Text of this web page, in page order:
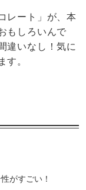
レート」が、本
もしろいんで
違いなし！気に
。
がすごい！